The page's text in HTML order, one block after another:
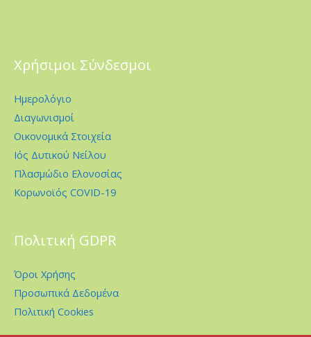
Χρήσιμοι Σύνδεσμοι
Ημερολόγιο
Διαγωνισμοί
Οικονομικά Στοιχεία
Ιός Δυτικού Νείλου
Πλασμώδιο Ελονοσίας
Κορωνοϊός COVID-19
Πολιτική GDPR
Όροι Χρήσης
Προσωπικά Δεδομένα
Πολιτική Cookies